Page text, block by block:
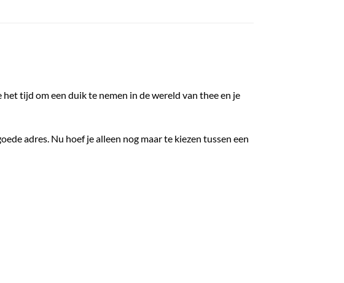
tijd om een duik te nemen in de wereld van thee en je
adres. Nu hoef je alleen nog maar te kiezen tussen een